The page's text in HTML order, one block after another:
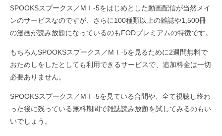
SPOOKSスプークス／MＩ-5をはじめとした動画配信が当然メイ
ンのサービスなのですが、さらに100種類以上の雑誌や1,500冊
の漫画が読み放題になっているのもFODプレミアムの特徴です。
もちろんSPOOKSスプークス／MＩ-5を見るために2週間無料で
おためしをしたとしても利用できるサービスで、追加料金は一切
必要ありません。
SPOOKSスプークス／MＩ-5を見ている合間や、全て視聴し終わ
った後に残っている無料期間で雑誌読み放題を試してみるのもい
いでしょう。